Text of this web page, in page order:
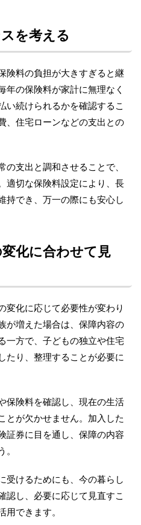
を考える
険料の負担が大きすぎると継
年の保険料が家計に無理なく
い続けられるかを確認するこ
、住宅ローンなどの支出との
支出と調和させることで、
適切な保険料設定により、長
持でき、万一の際にも安心し
化に合わせて見
変化に応じて必要性が変わり
が増えた場合は、保障内容の
一方で、子どもの独立や住宅
たり、整理することが必要に
保険料を確認し、現在の生活
とが欠かせません。加入した
証券に目を通し、保障の内容
受けるためにも、今の暮らし
認し、必要に応じて見直すこ
できます。